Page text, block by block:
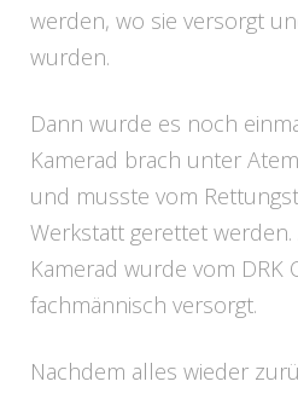
werden, wo sie versorgt
wurden.
Dann wurde es noch
Kamerad brach unter
und musste vom
Werkstatt gerettet
Kamerad wurde vom DRK
fachmännisch versorgt.
Nachdem alles wieder